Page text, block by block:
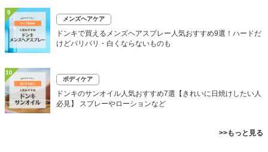
9
メンズヘアケア
ドンキで買えるメンズヘアスプレー人気おすすめ9選！ハードだ
けどパリパリ・白くならないものも
10
ボディケア
ドンキのサンオイル人気おすすめ7選【きれいに日焼けしたい人
必見】 スプレーやローションなど
>>もっと見る